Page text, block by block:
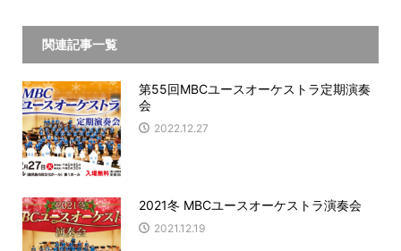
関連記事一覧
第55回MBCユースオーケストラ定期演奏
会
2022.12.27
2021冬 MBCユースオーケストラ演奏会
2021.12.19